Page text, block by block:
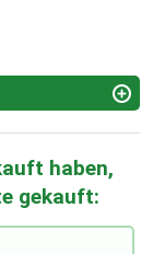
haben,
gekauft: